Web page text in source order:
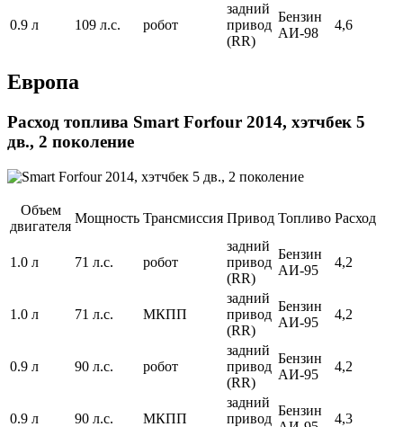
0.9 л 109 л.с. робот
задний
привод
(RR)
Бензин
АИ-98
4,6
Европа
Расход топлива Smart Forfour 2014, хэтчбек 5
дв., 2 поколение
Объем
двигателя
Мощность Трансмиссия Привод Топливо Расход
1.0 л 71 л.с. робот
задний
привод
(RR)
Бензин
АИ-95
4,2
1.0 л 71 л.с. МКПП
задний
привод
(RR)
Бензин
АИ-95
4,2
0.9 л 90 л.с. робот
задний
привод
(RR)
Бензин
АИ-95
4,2
0.9 л 90 л.с. МКПП
задний
привод
Бензин
4,3